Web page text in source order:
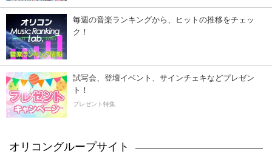
毎週の音楽ランキングから、ヒットの推移をチェッ
ク！
試写会、登壇イベント、サインチェキなどプレゼン
ト！
プレゼント特集
オリコングループサイト